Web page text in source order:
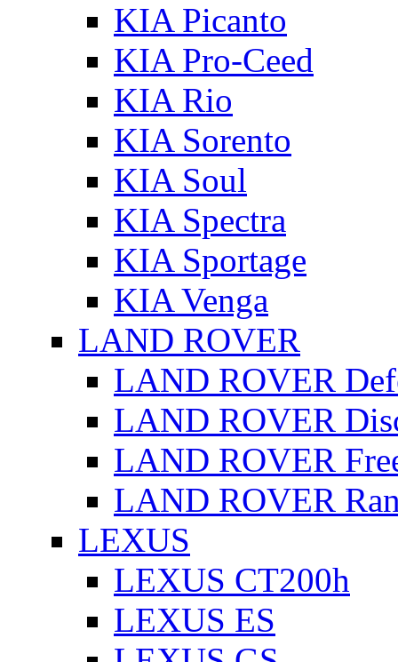
KIA Picanto
KIA Pro-Ceed
KIA Rio
KIA Sorento
KIA Soul
KIA Spectra
KIA Sportage
KIA Venga
LAND ROVER
LAND ROVER
LAND ROVER
LAND ROVER
LAND ROVER
LEXUS
LEXUS CT200h
LEXUS ES